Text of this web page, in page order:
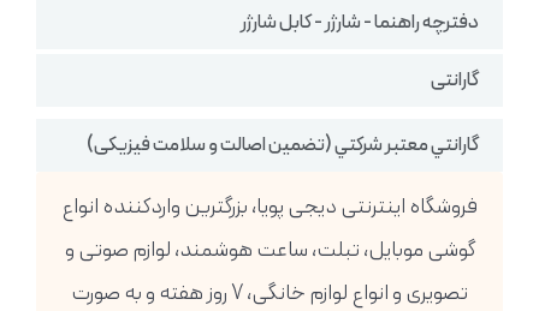
دفترچه راهنما - شارژر - کابل شارژر
گارانتی
گارانتي معتبر شركتي (تضمين اصالت و سلامت فیزیکی)
فروشگاه اینترنتی دیجی پویا، بزرگترین واردکننده انواع
گوشی موبایل، تبلت، ساعت هوشمند، لوازم صوتی و
تصویری و انواع لوازم خانگی، 7 روز هفته و به صورت